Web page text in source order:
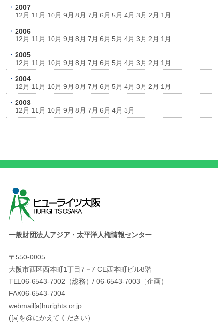
2007
12月 11月 10月 9月 8月 7月 6月 5月 4月 3月 2月 1月
2006
12月 11月 10月 9月 8月 7月 6月 5月 4月 3月 2月 1月
2005
12月 11月 10月 9月 8月 7月 6月 5月 4月 3月 2月 1月
2004
12月 11月 10月 9月 8月 7月 6月 5月 4月 3月 2月 1月
2003
12月 11月 10月 9月 8月 7月 6月 4月 3月
一般財団法人アジア・太平洋人権情報センター
〒550-0005
大阪市西区西本町1丁目7－7 CE西本町ビル8階
TEL06-6543-7002（総務）/ 06-6543-7003（企画）
FAX06-6543-7004
webmail[a]hurights.or.jp
([a]を@にかえてください）